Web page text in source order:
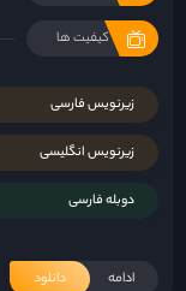
کیفیت ها
زیرنویس فارسی
زیرنویس انگلیسی
دوبله فارسی
ادامه دانلود